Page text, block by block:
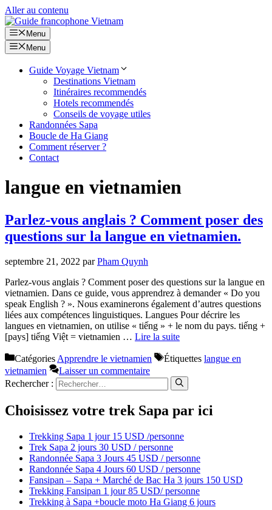
Aller au contenu
Menu
Menu
Guide Voyage Vietnam
Destinations Vietnam
Itinéraires recommendés
Hotels recommendés
Conseils de voyage utiles
Randonnées Sapa
Boucle de Ha Giang
Comment réserver ?
Contact
langue en vietnamien
Parlez-vous anglais ? Comment poser des
questions sur la langue en vietnamien.
septembre 21, 2022 parPham Quynh
Parlez-vous anglais ? Comment poser des questions sur la langue en
vietnamien. Dans ce guide, vous apprendrez à demander « Do you
speak English ? ». Nous examinerons également d’autres questions
liées aux compétences linguistiques. Langues Pour décrire les
langues en vietnamien, on utilise « tiếng » + le nom du pays. tiếng +
[pays] tiếng Việt = vietnamien … Lire la suite
CatégoriesApprendre le vietnamien Étiquettes langue en
vietnamien
Laisser un commentaire
Rechercher :
Choisissez votre trek Sapa par ici
Trekking Sapa 1 jour 15 USD /personne
Trek Sapa 2 jours 30 USD / personne
Randonnée Sapa 3 Jours 45 USD / personne
Randonnée Sapa 4 Jours 60 USD / personne
Fansipan – Sapa + Marché de Bac Ha 3 jours 150 USD
Trekking Fansipan 1 jour 85 USD/ personne
Trekking à Sapa +boucle moto Ha Giang 6 jours